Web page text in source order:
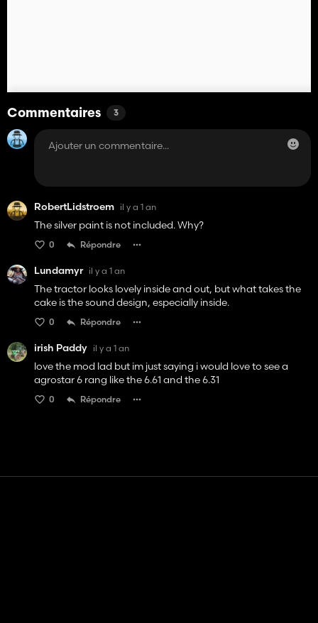
Commentaires 3
RobertLidstroem il y a 1 an
The silver paint is not included. Why?
0 Répondre
Lundamyr il y a 1 an
The tractor looks lovely inside and out, but what takes the
cake is the sound design, especially inside.
0 Répondre
irish Paddy il y a 1 an
love the mod lad but im just saying i would love to see a
agrostar 6 rang like the 6.61 and the 6.31
0 Répondre